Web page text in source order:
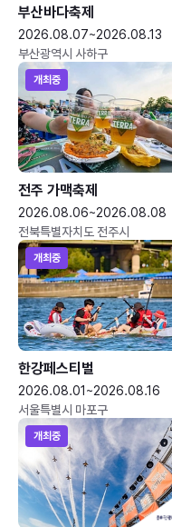
부산바다축제
2026.08.07~2026.08.13
부산광역시 사하구
개최중
전주 가맥축제
2026.08.06~2026.08.08
전북특별자치도 전주시
개최중
한강페스티벌
2026.08.01~2026.08.16
서울특별시 마포구
개최중